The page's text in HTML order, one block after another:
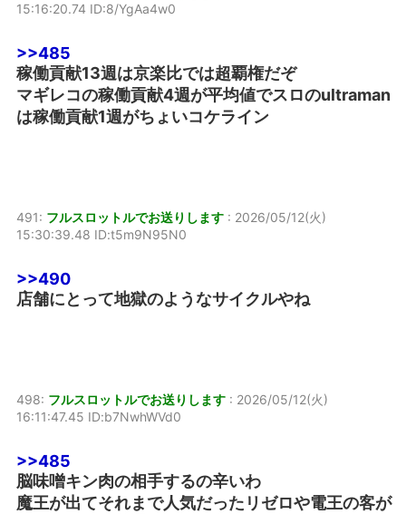
15:16:20.74 ID:8/YgAa4w0
>>485
稼働貢献13週は京楽比では超覇権だぞ
マギレコの稼働貢献4週が平均値でスロのultraman
は稼働貢献1週がちょいコケライン
491: フルスロットルでお送りします : 2026/05/12(火)
15:30:39.48 ID:t5m9N95N0
>>490
店舗にとって地獄のようなサイクルやね
498: フルスロットルでお送りします : 2026/05/12(火)
16:11:47.45 ID:b7NwhWVd0
>>485
脳味噌キン肉の相手するの辛いわ
魔王が出てそれまで人気だったリゼロや電王の客が